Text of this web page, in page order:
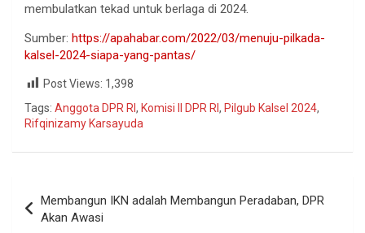
membulatkan tekad untuk berlaga di 2024.
Sumber: https://apahabar.com/2022/03/menuju-pilkada-
kalsel-2024-siapa-yang-pantas/
Post Views: 1,398
Tags: Anggota DPR RI , Komisi II DPR RI , Pilgub Kalsel 2024,
Rifqinizamy Karsayuda
Membangun IKN adalah Membangun Peradaban, DPR
Akan Awasi